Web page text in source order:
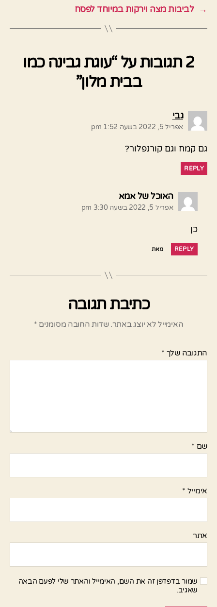
→ לביבות מצה וירקות במיוחד לפסח
2 תגובות על “עוגת גבינה כמו
בבית מלון”
גבי
אפריל 5, 2022 בשעה 1:52 pm
גם קמח וגם קורנפלור?
REPLY
האוכל של אמא
אפריל 5, 2022 בשעה 3:30 pm
כן
REPLY מאת
כתיבת תגובה
האימייל לא יוצג באתר. שדות החובה מסומנים *
התגובה שלך *
שם *
אימייל *
אתר
שמור בדפדפן זה את השם, האימייל והאתר שלי לפעם הבאה
שאגיב.